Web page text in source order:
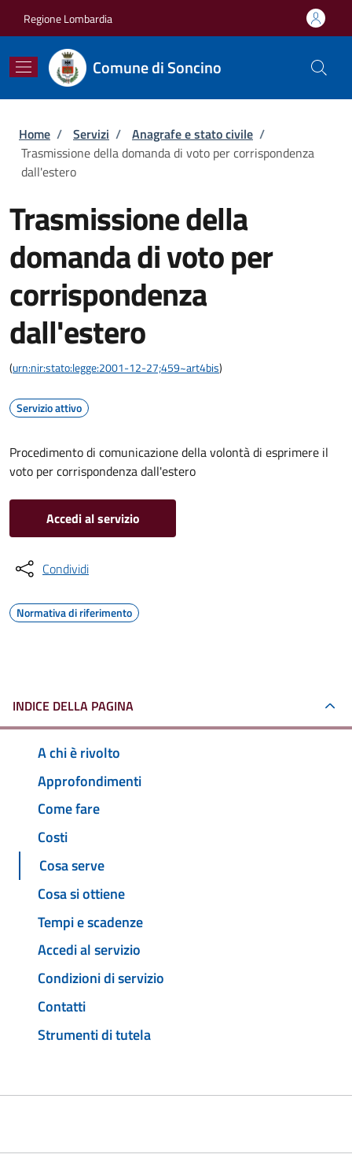
Regione Lombardia
Comune di Soncino
Briciole di pane
Home / Servizi / Anagrafe e stato civile /
Trasmissione della domanda di voto per corrispondenza
dall'estero
Trasmissione della
domanda di voto per
corrispondenza
dall'estero
(urn:nir:stato:legge:2001-12-27;459~art4bis)
Servizio attivo
Procedimento di comunicazione della volontà di esprimere il
voto per corrispondenza dall'estero
Accedi al servizio
Condividi
Normativa di riferimento
INDICE DELLA PAGINA
A chi è rivolto
Approfondimenti
Come fare
Costi
Cosa serve
Cosa si ottiene
Tempi e scadenze
Accedi al servizio
Condizioni di servizio
Contatti
Strumenti di tutela